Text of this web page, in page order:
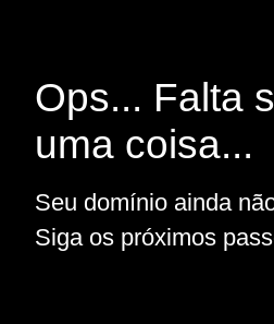
Ops... Falta
uma coisa...
Seu domínio ainda
Siga os próximos